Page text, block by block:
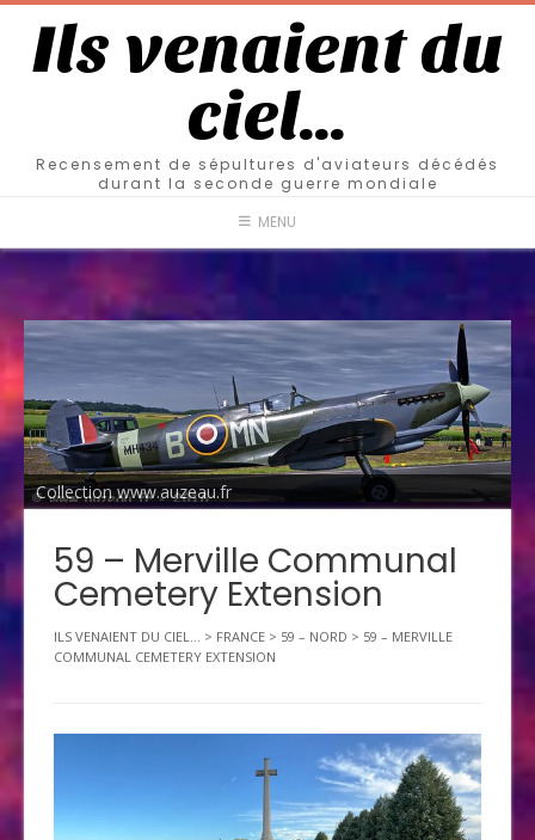
Ils venaient du
ciel…
Recensement de sépultures d'aviateurs décédés
durant la seconde guerre mondiale
MENU
Collection www.auzeau.fr
59 – Merville Communal
Cemetery Extension
ILS VENAIENT DU CIEL... > FRANCE > 59 – NORD > 59 – MERVILLE
COMMUNAL CEMETERY EXTENSION